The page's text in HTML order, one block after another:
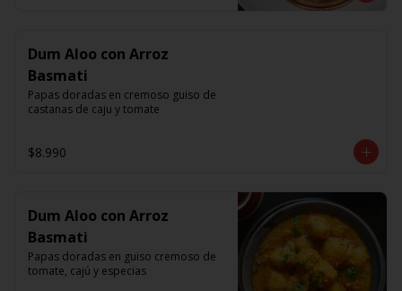
Dum Aloo con Arroz
Basmati
Papas doradas en cremoso guiso de
castanas de caju y tomate
$8.990
Dum Aloo con Arroz
Basmati
Papas doradas en guiso cremoso de
tomate, cajú y especias